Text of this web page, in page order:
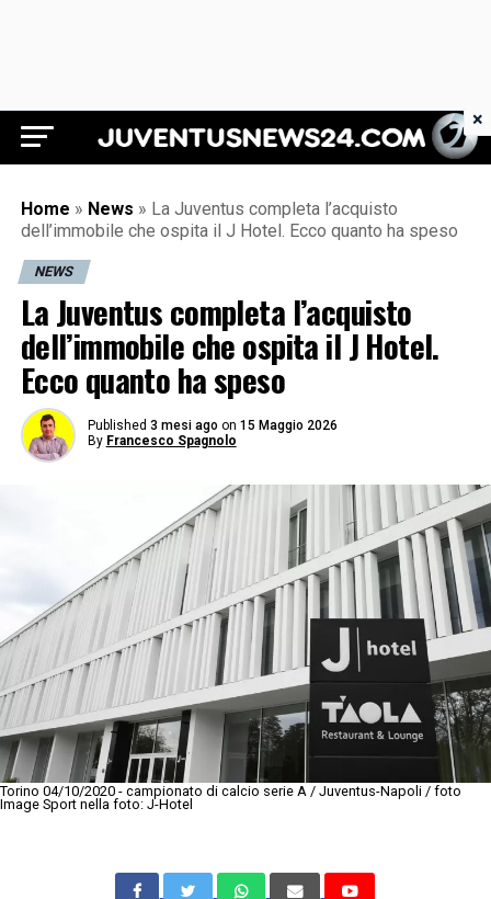
Juventus News 24
Home » News » La Juventus completa l’acquisto
dell’immobile che ospita il J Hotel. Ecco quanto ha speso
NEWS
La Juventus completa l’acquisto
dell’immobile che ospita il J Hotel.
Ecco quanto ha speso
Published 3 mesi ago on 15 Maggio 2026
By Francesco Spagnolo
Torino 04/10/2020 - campionato di calcio serie A / Juventus-Napoli / foto
Image Sport nella foto: J-Hotel
×